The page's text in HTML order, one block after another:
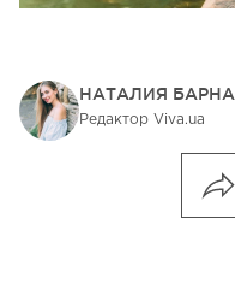
НАТАЛИЯ БАРНА
Редактор Viva.ua